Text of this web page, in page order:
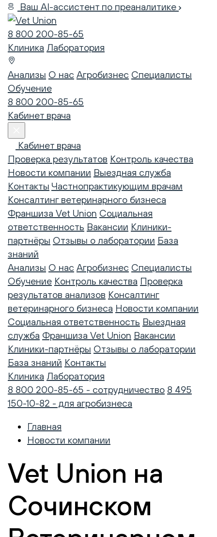
Ваш AI-ассистент по преаналитике
8 800 200-85-65
Клиника Лаборатория
Анализы О нас Агробизнес Специалисты
Обучение
8 800 200-85-65
Кабинет врача
Кабинет врача
Проверка результатов Контроль качества
Новости компании Выездная служба
Контакты Частнопрактикующим врачам
Консалтинг ветеринарного бизнеса
Франшиза Vet Union Социальная
ответственность Вакансии Клиники-
партнёры Отзывы о лаборатории База
знаний
Анализы О нас Агробизнес Специалисты
Обучение Контроль качества Проверка
результатов анализов Консалтинг
ветеринарного бизнеса Новости компании
Социальная ответственность Выездная
служба Франшиза Vet Union Вакансии
Клиники-партнёры Отзывы о лаборатории
База знаний Контакты
Клиника Лаборатория
8 800 200-85-65 - сотрудничество 8 495
150-10-82 - для агробизнеса
Главная
Новости компании
Vet Union на
Сочинском